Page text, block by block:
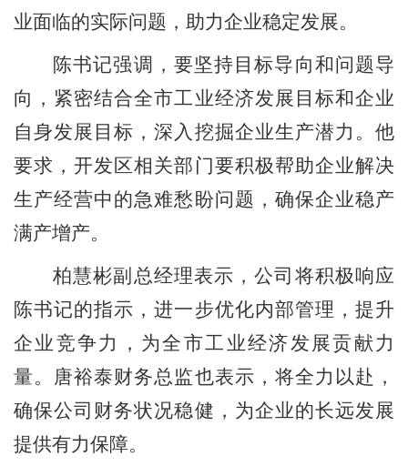
业面临的实际问题，助力企业稳定发展。
陈书记强调，要坚持目标导向和问题导
向，紧密结合全市工业经济发展目标和企业
自身发展目标，深入挖掘企业生产潜力。他
要求，开发区相关部门要积极帮助企业解决
生产经营中的急难愁盼问题，确保企业稳产
满产增产。
柏慧彬副总经理表示，公司将积极响应
陈书记的指示，进一步优化内部管理，提升
企业竞争力，为全市工业经济发展贡献力
量。唐裕泰财务总监也表示，将全力以赴，
确保公司财务状况稳健，为企业的长远发展
提供有力保障。